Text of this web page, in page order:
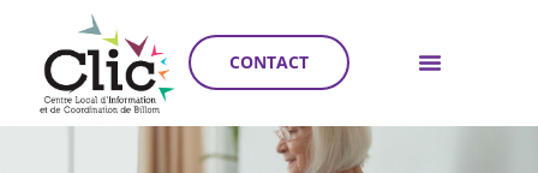
CONTACT